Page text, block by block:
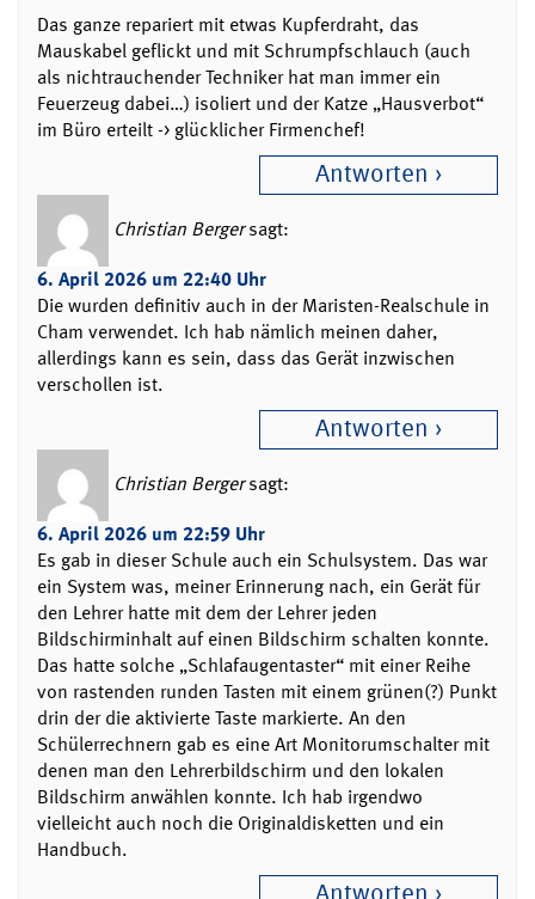
Das ganze repariert mit etwas Kupferdraht, das
Mauskabel geflickt und mit Schrumpfschlauch (auch
als nichtrauchender Techniker hat man immer ein
Feuerzeug dabei…) isoliert und der Katze „Hausverbot“
im Büro erteilt -> glücklicher Firmenchef!
Antworten
Christian Berger sagt:
6. April 2026 um 22:40 Uhr
Die wurden definitiv auch in der Maristen-Realschule in
Cham verwendet. Ich hab nämlich meinen daher,
allerdings kann es sein, dass das Gerät inzwischen
verschollen ist.
Antworten
Christian Berger sagt:
6. April 2026 um 22:59 Uhr
Es gab in dieser Schule auch ein Schulsystem. Das war
ein System was, meiner Erinnerung nach, ein Gerät für
den Lehrer hatte mit dem der Lehrer jeden
Bildschirminhalt auf einen Bildschirm schalten konnte.
Das hatte solche „Schlafaugentaster“ mit einer Reihe
von rastenden runden Tasten mit einem grünen(?) Punkt
drin der die aktivierte Taste markierte. An den
Schülerrechnern gab es eine Art Monitorumschalter mit
denen man den Lehrerbildschirm und den lokalen
Bildschirm anwählen konnte. Ich hab irgendwo
vielleicht auch noch die Originaldisketten und ein
Handbuch.